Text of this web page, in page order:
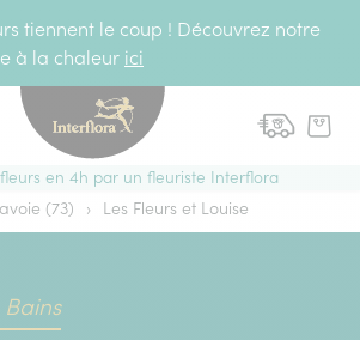
tiennent le coup ! Découvrez notre
à la chaleur ici
en 4h par un fleuriste Interflora
(73) › Les Fleurs et Louise
Bains